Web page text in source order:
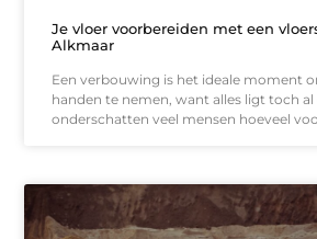
Je vloer voorbereiden met een
Alkmaar
Een verbouwing is het ideale moment
handen te nemen, want alles ligt toch al
onderschatten veel mensen hoeveel